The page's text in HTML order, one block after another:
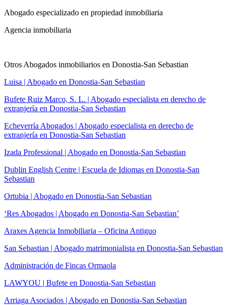
Abogado especializado en propiedad inmobiliaria
Agencia inmobiliaria
Otros Abogados inmobiliarios en Donostia-San Sebastian
Luisa | Abogado en Donostia-San Sebastian
Bufete Ruiz Marco, S. L. | Abogado especialista en derecho de
extranjería en Donostia-San Sebastian
Echeverría Abogados | Abogado especialista en derecho de
extranjería en Donostia-San Sebastian
Izada Professional | Abogado en Donostia-San Sebastian
Dublin English Centre | Escuela de Idiomas en Donostia-San
Sebastian
Ortubia | Abogado en Donostia-San Sebastian
‘Res Abogados | Abogado en Donostia-San Sebastian’
Araxes Agencia Inmobiliaria – Oficina Antiguo
San Sebastian | Abogado matrimonialista en Donostia-San Sebastian
Administración de Fincas Ormaola
LAWYOU | Bufete en Donostia-San Sebastian
Arriaga Asociados | Abogado en Donostia-San Sebastian